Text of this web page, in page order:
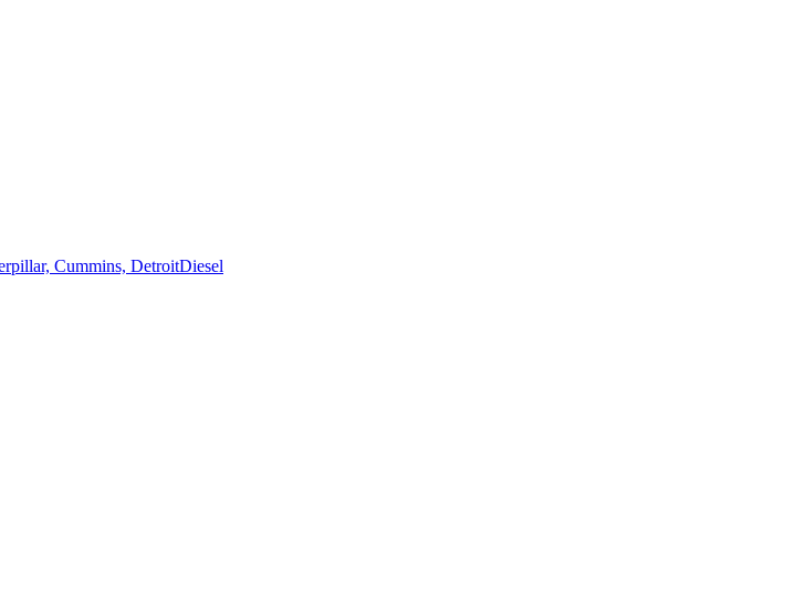
Cummins, DetroitDiesel